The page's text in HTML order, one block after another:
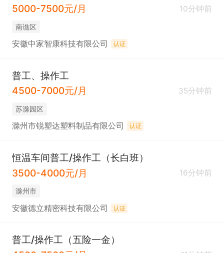
5000-7500元/月
10分钟前
南谯区
安徽中家智康科技有限公司 认证
普工、操作工
4500-7000元/月
35分钟前
苏滁园区
滁州市锐塑达塑料制品有限公司 认证
恒温车间普工/操作工（长白班）
3500-4000元/月
16分钟前
滁州市
安徽德立精密科技有限公司 认证
普工/操作工（五险一金）